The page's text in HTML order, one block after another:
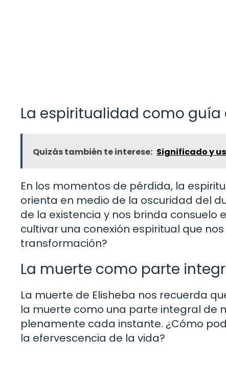
La espiritualidad como
Quizás también te interese: Significado y
En los momentos de pérdida, la
orienta en medio de la oscuridad del
de la existencia y nos brinda consuelo
cultivar una conexión espiritual que
transformación?
La muerte como parte
La muerte de Elisheba nos recuerda
la muerte como una parte integral de
plenamente cada instante. ¿Cómo
la efervescencia de la vida?